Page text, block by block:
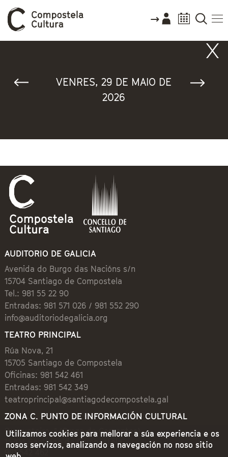
VENRES, 29 DE MAIO DE
2026
AUDITORIO DE GALICIA
Avenida do Burgo das Nacións s/n
15704 Santiago de Compostela
Tel.: 981 55 22 90
Entradas: 981 571 026 / 981 552 290
info@auditoriodegalicia.org
TEATRO PRINCIPAL
Rúa Nova, 21
15705 Santiago de Compostela
Oficinas: 981 542 461
Entradas: 981 542 349
teatroprincipal@santiagodecompostela.gal
ZONA C. PUNTO DE INFORMACIÓN CULTURAL
Preguntoiro, 1 (Praza de Cervantes)
15704 Santiago de Compostela
981 542 462
Utilizamos cookies para mellorar a súa experiencia e os
nosos servizos, analizando a navegación no noso sitio